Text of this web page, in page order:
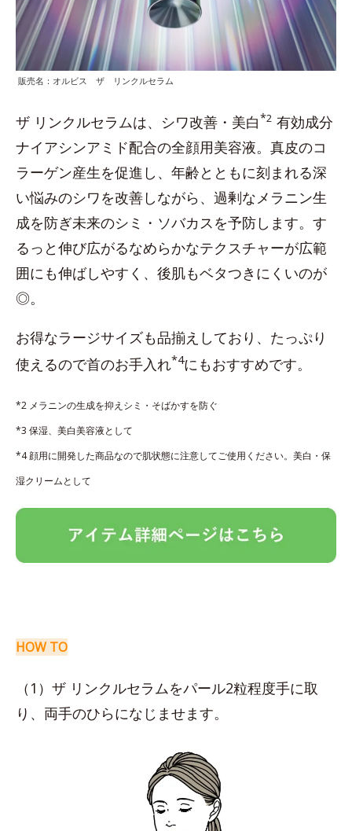
販売名：オルビス ザ リンクルセラム
ザ リンクルセラムは、シワ改善・美白*2 有効成分
ナイアシンアミド配合の全顔用美容液。真皮のコ
ラーゲン産生を促進し、年齢とともに刻まれる深
い悩みのシワを改善しながら、過剰なメラニン生
成を防ぎ未来のシミ・ソバカスを予防します。す
るっと伸び広がるなめらかなテクスチャーが広範
囲にも伸ばしやすく、後肌もベタつきにくいのが
◎。
お得なラージサイズも品揃えしており、たっぷり
使えるので首のお手入れ*4にもおすすめです。
*2 メラニンの生成を抑えシミ・そばかすを防ぐ
*3 保湿、美白美容液として
*4 顔用に開発した商品なので肌状態に注意してご使用ください。美白・保
湿クリームとして
HOW TO
（1）ザ リンクルセラムをパール2粒程度手に取
り、両手のひらになじませます。